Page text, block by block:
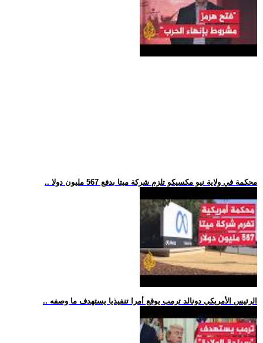
.. محكمة في ولاية نيو مكسيكو تلزم شركة ميتا بدفع 567 مليون دولا
.. الرئيس الأمريكي دونالد ترمب يوقع أمرا تنفيذيا يستهدف ما وصفه